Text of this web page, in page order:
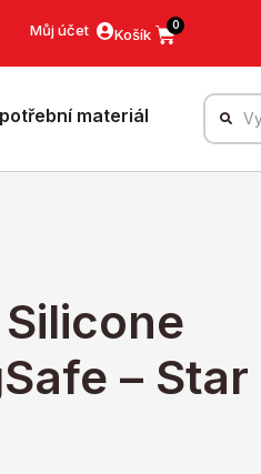
Můj účet 0
materiál
– Star